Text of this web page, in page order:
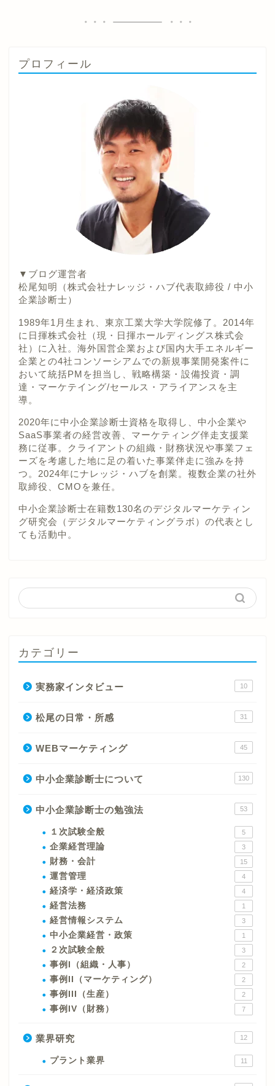
プロフィール
▼ブログ運営者
松尾知明（株式会社ナレッジ・ハブ代表取締役 / 中小
企業診断士）
1989年1月生まれ、東京工業大学大学院修了。2014年
に日揮株式会社（現・日揮ホールディングス株式会
社）に入社。海外国営企業および国内大手エネルギー
企業との4社コンソーシアムでの新規事業開発案件に
おいて統括PMを担当し、戦略構築・設備投資・調
達・マーケテイング/セールス・アライアンスを主
導。
2020年に中小企業診断士資格を取得し、中小企業や
SaaS事業者の経営改善、マーケティング伴走支援業
務に従事。クライアントの組織・財務状況や事業フェ
ーズを考慮した地に足の着いた事業伴走に強みを持
つ。2024年にナレッジ・ハブを創業。複数企業の社外
取締役、CMOを兼任。
中小企業診断士在籍数130名のデジタルマーケティン
グ研究会（デジタルマーケティングラボ）の代表とし
ても活動中。
カテゴリー
実務家インタビュー 10
松尾の日常・所感 31
WEBマーケティング 45
中小企業診断士について 130
中小企業診断士の勉強法 53
１次試験全般 5
企業経営理論 3
財務・会計 15
運営管理 4
経済学・経済政策 4
経営法務 1
経営情報システム 3
中小企業経営・政策 1
２次試験全般 3
事例I（組織・人事） 2
事例II（マーケティング） 2
事例III（生産） 2
事例IV（財務） 7
業界研究 12
プラント業界 11